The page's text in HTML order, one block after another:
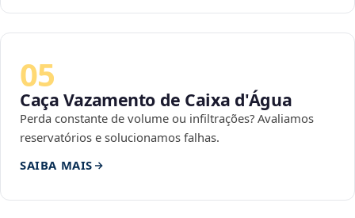
05
Caça Vazamento de Caixa d'Água
Perda constante de volume ou infiltrações? Avaliamos
reservatórios e solucionamos falhas.
SAIBA MAIS